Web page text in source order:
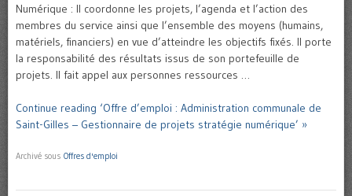
Numérique : Il coordonne les projets, l’agenda et l’action des
membres du service ainsi que l’ensemble des moyens (humains,
matériels, financiers) en vue d’atteindre les objectifs fixés. Il porte
la responsabilité des résultats issus de son portefeuille de
projets. Il fait appel aux personnes ressources …
Continue reading ‘Offre d’emploi : Administration communale de
Saint-Gilles – Gestionnaire de projets stratégie numérique’ »
Archivé sous Offres d'emploi